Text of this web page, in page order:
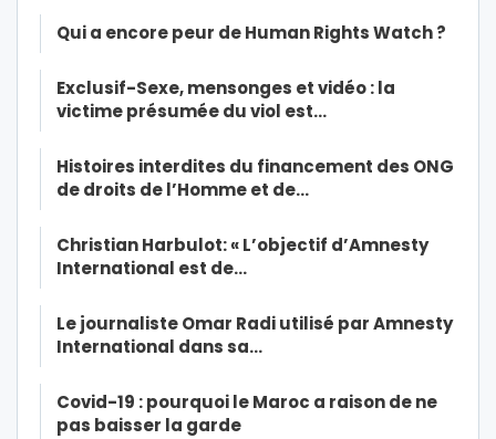
Qui a encore peur de Human Rights Watch ?
Exclusif-Sexe, mensonges et vidéo : la
victime présumée du viol est…
Histoires interdites du financement des ONG
de droits de l’Homme et de…
Christian Harbulot: « L’objectif d’Amnesty
International est de…
Le journaliste Omar Radi utilisé par Amnesty
International dans sa…
Covid-19 : pourquoi le Maroc a raison de ne
pas baisser la garde